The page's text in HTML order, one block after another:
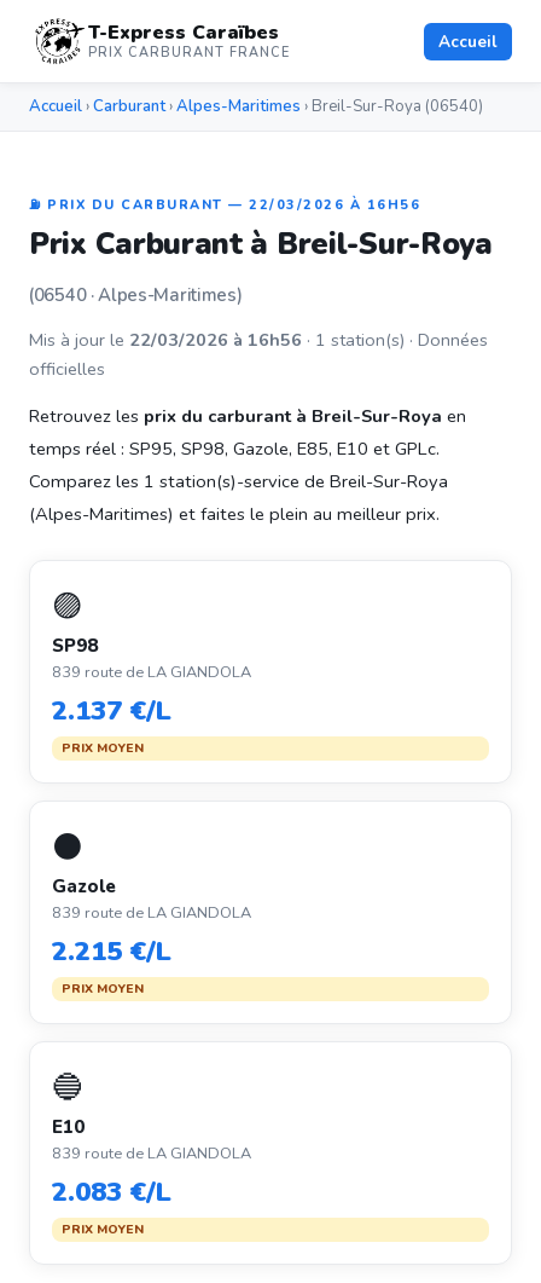
T-Express Caraïbes
PRIX CARBURANT FRANCE Accueil
Accueil ›Carburant›Alpes-Maritimes › Breil-Sur-Roya (06540)
⛽ PRIX DU CARBURANT — 22/03/2026 À 16H56
Prix Carburant à Breil-Sur-Roya
(06540 · Alpes-Maritimes)
Mis à jour le 22/03/2026 à 16h56 · 1 station(s) · Données
officielles
Retrouvez les prix du carburant à Breil-Sur-Roya en
temps réel : SP95, SP98, Gazole, E85, E10 et GPLc.
Comparez les 1 station(s)-service de Breil-Sur-Roya
(Alpes-Maritimes) et faites le plein au meilleur prix.
🟣
SP98
839 route de LA GIANDOLA
2.137 €/L
PRIX MOYEN
⚫
Gazole
839 route de LA GIANDOLA
2.215 €/L
PRIX MOYEN
🔵
E10
839 route de LA GIANDOLA
2.083 €/L
PRIX MOYEN